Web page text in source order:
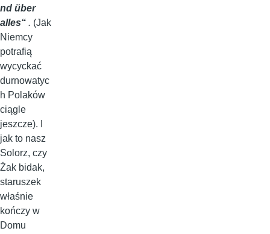
nd über
alles“ . (Jak
Niemcy
potrafią
wycyckać
durnowatyc
h Polaków
ciągle
jeszcze). I
jak to nasz
Solorz, czy
Żak bidak,
staruszek
właśnie
kończy w
Domu